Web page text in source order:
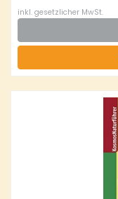
inkl. gesetzlicher MwSt.